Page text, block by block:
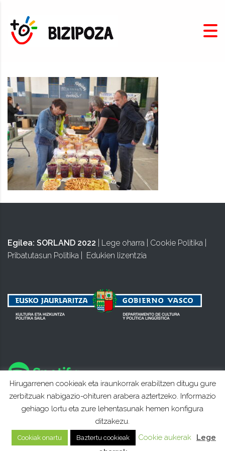
Egilea: SORLAND 2022 Lege oharra Cookie Politika
Pribatutasun Politika
Edukien lizentzia
Hirugarrenen cookieak eta iraunkorrak erabiltzen ditugu gure
zerbitzuak nabigazio-ohituren arabera aztertzeko. Informazio
gehiago lortu eta zure lehentasunak hemen konfigura
ditzakezu.
Cookiak onartu Baztertu cookieak Cookie aukerak
Lege